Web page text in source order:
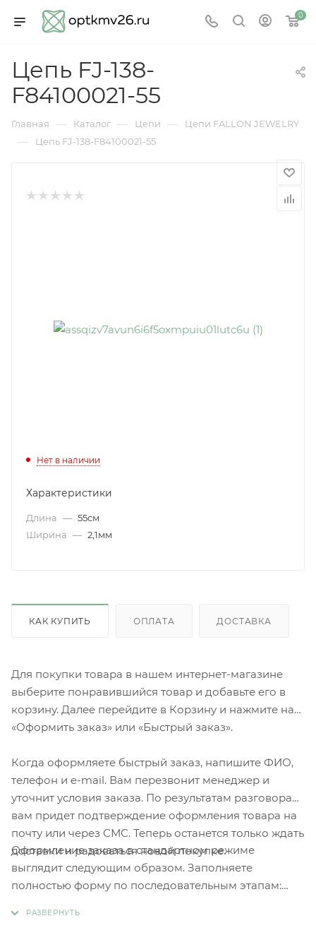
0
Цепь FJ-138-
F84100021-55
Главная — Каталог — Цепи — Цепи FALLON JEWELRY
— Цепь FJ-138-F84100021-55
Нет в наличии
Характеристики
Длина — 55см
Ширина — 2,1мм
КАК КУПИТЬ ОПЛАТА ДОСТАВКА
Для покупки товара в нашем интернет-магазине
выберите понравившийся товар и добавьте его в
корзину. Далее перейдите в Корзину и нажмите на
«Оформить заказ» или «Быстрый заказ».
Когда оформляете быстрый заказ, напишите ФИО,
телефон и e-mail. Вам перезвонит менеджер и
уточнит условия заказа. По результатам разговора
вам придет подтверждение оформления товара на
почту или через СМС. Теперь останется только ждать
доставки и радоваться новой покупке.
Оформление заказа в стандартном режиме
выглядит следующим образом. Заполняете
полностью форму по последовательным этапам: